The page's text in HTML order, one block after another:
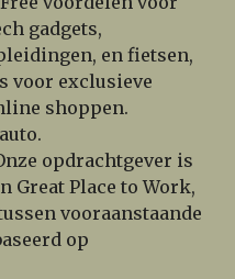
gadgets,
en fietsen,
voor exclusieve
shoppen.
opdrachtgever is
Great Place to Work,
vooraanstaande
op